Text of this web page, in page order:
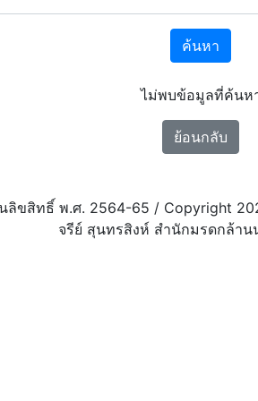
ค้นหา
ไม่พบข้อมูลที่ค้นห
ย้อนกลับ
ลิขสิทธิ์ พ.ศ. 2564-65 / Copyright
จรีย์ สุนทรสิงห์ สำนักมรดกล้าน